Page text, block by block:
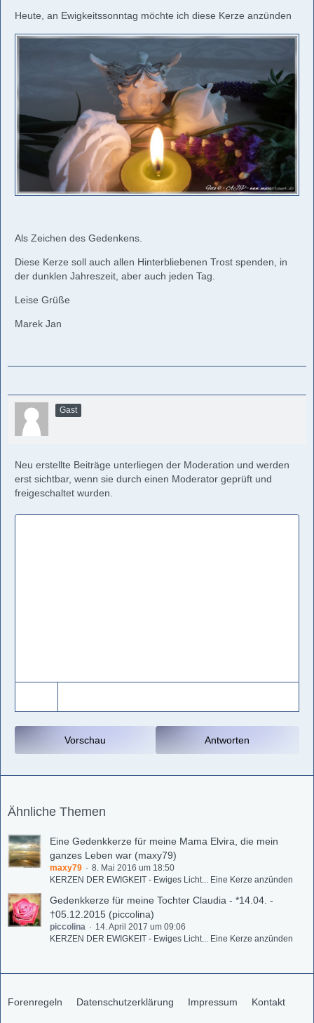
Heute, an Ewigkeitssonntag möchte ich diese Kerze anzünden
Als Zeichen des Gedenkens.
Diese Kerze soll auch allen Hinterbliebenen Trost spenden, in
der dunklen Jahreszeit, aber auch jeden Tag.
Leise Grüße
Marek Jan
Gast
Neu erstellte Beiträge unterliegen der Moderation und werden
erst sichtbar, wenn sie durch einen Moderator geprüft und
freigeschaltet wurden.
Antworten
Vorschau
Ähnliche Themen
Eine Gedenkkerze für meine Mama Elvira, die mein
ganzes Leben war (maxy79)
maxy79
8. Mai 2016 um 18:50
KERZEN DER EWIGKEIT - Ewiges Licht... Eine Kerze anzünden
Gedenkkerze für meine Tochter Claudia - *14.04. -
†05.12.2015 (piccolina)
piccolina
14. April 2017 um 09:06
KERZEN DER EWIGKEIT - Ewiges Licht... Eine Kerze anzünden
Forenregeln Datenschutzerklärung Impressum Kontakt